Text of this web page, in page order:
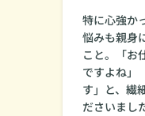
特に心強か
悩みも親身
こと。「お
ですよね」
す」と、繊
ださいまし